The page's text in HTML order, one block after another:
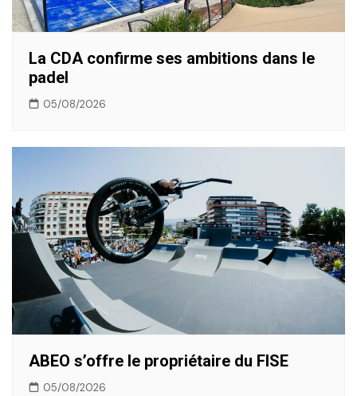
La CDA confirme ses ambitions dans le
padel
05/08/2026
ABEO s’offre le propriétaire du FISE
05/08/2026